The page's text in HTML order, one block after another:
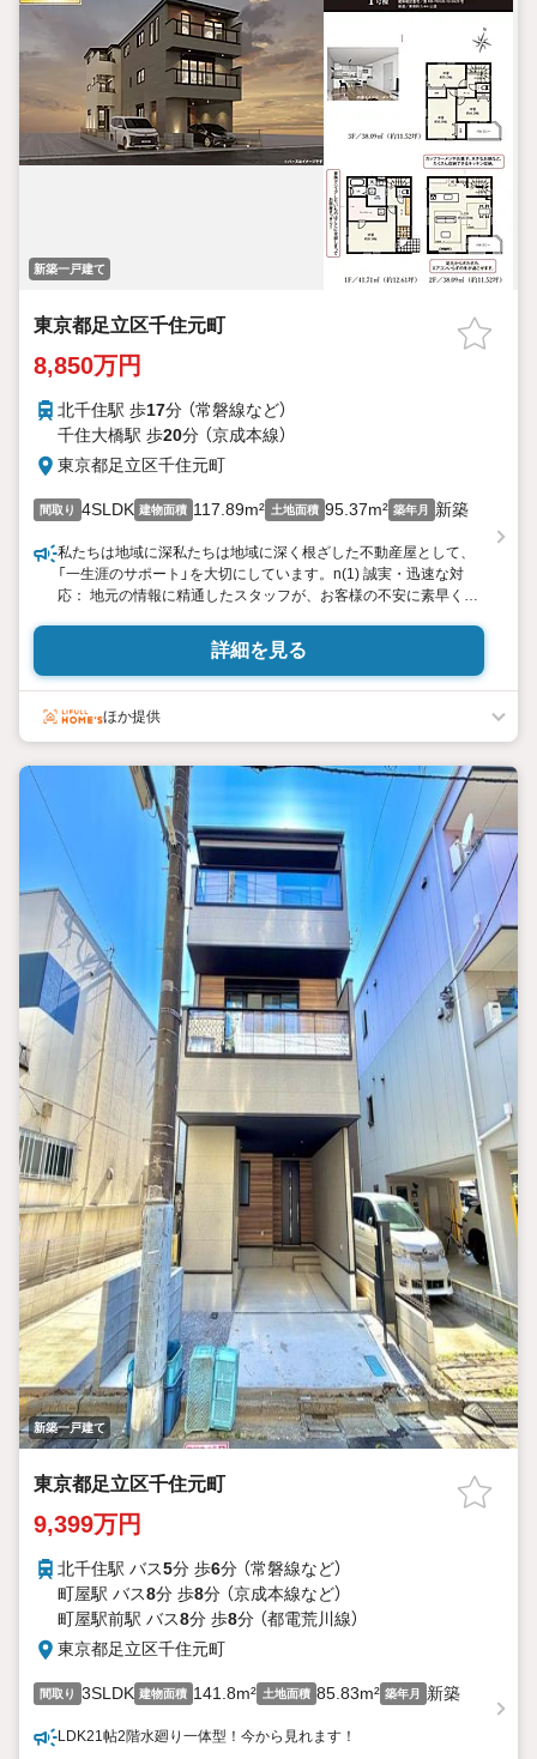
新築一戸建て
東京都足立区千住元町
8,850万円
北千住駅 歩17分 （常磐線など）
千住大橋駅 歩20分 （京成本線）
東京都足立区千住元町
間取り 4SLDK 建物面積 117.89m² 土地面積 95.37m² 築年月 新築
私たちは地域に深私たちは地域に深く根ざした不動産屋として、
「一生涯のサポート」を大切にしています。n(1) 誠実・迅速な対
応： 地元の情報に精通したスタッフが、お客様の不安に素早くお
お困りごとや修繕も、お気軽にご相談ください。n(3)リフォー
ム： ライフスタイルの変化に合わせた空間づくりを、プロの視点
でご提案します。n(4)相続・資産管理： 大切な資産を次世代へつ
す。n「グッドホーム」は、売却や購入がゴールではなく、そこか
ら始まるお客様の人生をずっと支え続ける存在でありたいと願っ
ています。
詳細を見る
ほか提供
新築一戸建て
東京都足立区千住元町
9,399万円
北千住駅 バス5分 歩6分 （常磐線など）
町屋駅 バス8分 歩8分 （京成本線など）
町屋駅前駅 バス8分 歩8分 （都電荒川線）
東京都足立区千住元町
間取り 3SLDK 建物面積 141.8m² 土地面積 85.83m² 築年月 新築
LDK21帖2階水廻り一体型！今から見れます！